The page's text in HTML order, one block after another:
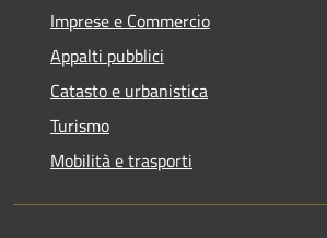
Imprese e Commercio
Appalti pubblici
Catasto e urbanistica
Turismo
Mobilità e trasporti